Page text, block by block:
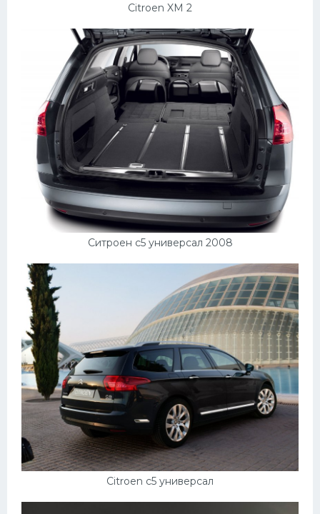
Citroen XM 2
Ситроен с5 универсал 2008
Citroen c5 универсал